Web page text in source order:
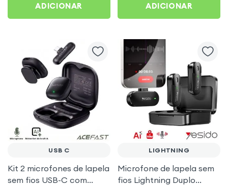
ADICIONAR ADICIONAR
USB C
Kit 2 microfones de lapela
sem fios USB-C com
LIGHTNING
Microfone de lapela sem
fios Lightning Duplo